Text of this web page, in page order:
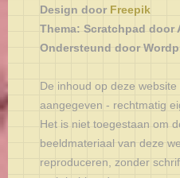
Design door Freepik
Thema: Scratchpad door
Ondersteund door
De inhoud op deze
aangegeven - rechtmatig
Het is niet toegestaan om
beeldmateriaal van deze
reproduceren, zonder